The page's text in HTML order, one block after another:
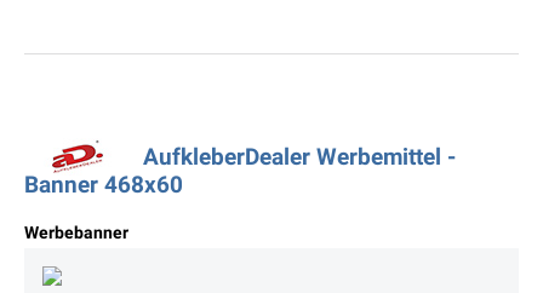
AufkleberDealer Werbemittel -
Banner 468x60
Werbebanner